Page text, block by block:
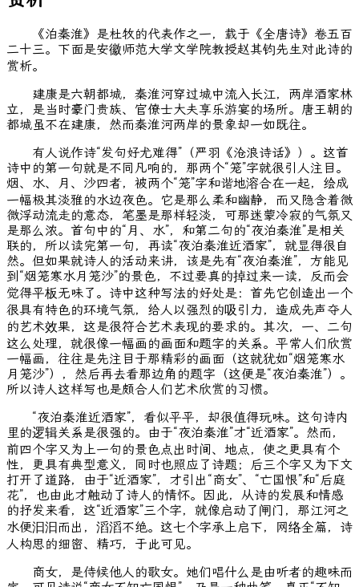
《泊秦淮》是杜牧的代表作之一，载于《全唐诗》卷五百
二十三。下面是安徽师范大学文学院教授赵其钧先生对此诗的
赏析。
建康是六朝都城，秦淮河穿过城中流入长江，两岸酒家林
立，是当时豪门贵族、官僚士大夫享乐游宴的场所。唐王朝的
都城虽不在建康，然而秦淮河两岸的景象却一如既往。
有人说作诗“发句好尤难得”（严羽《沧浪诗话》）。这首
诗中的第一句就是不同凡响的，那两个“笼”字就很引人注目。
烟、水、月、沙四者，被两个“笼”字和谐地溶合在一起，绘成
一幅极其淡雅的水边夜色。它是那么柔和幽静，而又隐含着微
微浮动流走的意态，笔墨是那样轻淡，可那迷蒙冷寂的气氛又
是那么浓。首句中的“月、水”，和第二句的“夜泊秦淮”是相关
联的，所以读完第一句，再读“夜泊秦淮近酒家”，就显得很自
然。但如果就诗人的活动来讲，该是先有“夜泊秦淮”，方能见
到“烟笼寒水月笼沙”的景色，不过要真的掉过来一读，反而会
觉得平板无味了。诗中这种写法的好处是：首先它创造出一个
很具有特色的环境气氛，给人以强烈的吸引力，造成先声夺人
的艺术效果，这是很符合艺术表现的要求的。其次，一、二句
这么处理，就很像一幅画的画面和题字的关系。平常人们欣赏
一幅画，往往是先注目于那精彩的画面（这就犹如“烟笼寒水
月笼沙”），然后再去看那边角的题字（这便是“夜泊秦淮”）。
所以诗人这样写也是颇合人们艺术欣赏的习惯。
“夜泊秦淮近酒家”，看似平平，却很值得玩味。这句诗内
里的逻辑关系是很强的。由于“夜泊秦淮”才“近酒家”。然而，
前四个字又为上一句的景色点出时间、地点，使之更具有个
性，更具有典型意义，同时也照应了诗题；后三个字又为下文
打开了道路，由于“近酒家”，才引出“商女”、“亡国恨”和“后庭
花”，也由此才触动了诗人的情怀。因此，从诗的发展和情感
的抒发来看，这“近酒家”三个字，就像启动了闸门，那江河之
水便汩汩而出，滔滔不绝。这七个字承上启下，网络全篇，诗
人构思的细密、精巧，于此可见。
商女，是侍候他人的歌女。她们唱什么是由听者的趣味而